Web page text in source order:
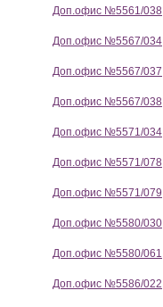
Доп.офис №5561/038
Доп.офис №5567/034
Доп.офис №5567/037
Доп.офис №5567/038
Доп.офис №5571/034
Доп.офис №5571/078
Доп.офис №5571/079
Доп.офис №5580/030
Доп.офис №5580/061
Доп.офис №5586/022